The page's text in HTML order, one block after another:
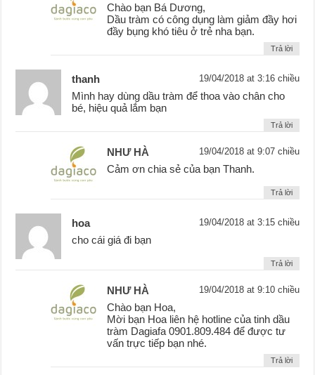
Chào bạn Bá Dương,
Dầu tràm có công dụng làm giảm đầy hơi
đầy bụng khó tiêu ở trẻ nha bạn.
Trả lời
thanh 19/04/2018 at 3:16 chiều
Mình hay dùng dầu tràm để thoa vào chân cho
bé, hiệu quả lắm bạn
Trả lời
NHƯ HÀ 19/04/2018 at 9:07 chiều
Cảm ơn chia sẻ của bạn Thanh.
Trả lời
hoa 19/04/2018 at 3:15 chiều
cho cái giá đi bạn
Trả lời
NHƯ HÀ 19/04/2018 at 9:10 chiều
Chào bạn Hoa,
Mời bạn Hoa liên hệ hotline của tinh dầu
tràm Dagiafa 0901.809.484 để được tư
vấn trực tiếp bạn nhé.
Trả lời